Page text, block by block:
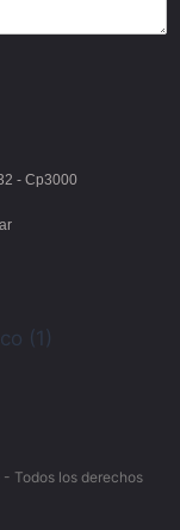
- Cp3000
Todos los derechos